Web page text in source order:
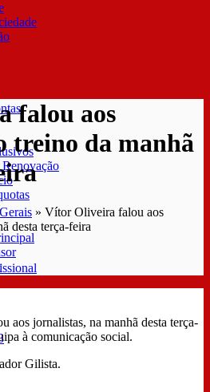
falou aos
treino da manhã
» Vítor Oliveira falou aos
desta terça-feira
aos jornalistas, na manhã desta terça-
à comunicação social.
Gilista.